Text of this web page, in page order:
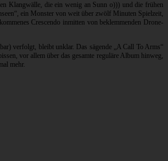
Klangwälle, die ein wenig an Sunn o))) und die frühen
ein Monster von weit über zwölf Minuten Spielzeit,
Crescendo inmitten von beklemmenden Drone-
verfolgt, bleibt unklar. Das sägende „A Call To Arms“
vor allem über das gesamte reguläre Album hinweg,
mehr.